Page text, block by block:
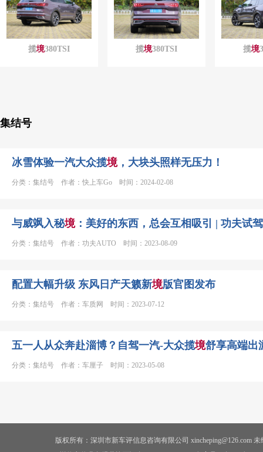
揽境380TSI 揽境380TSI 揽境
集结号
冰雪体验一汽大众揽境，大块头照样无压力！
分类：集结号 作者：快上车Go 时间：2024-02-08
与威飒入秘境：美好的东西，总会互相吸引 | 功夫试驾
分类：集结号 作者：功夫AUTO 时间：2023-08-09
配置大幅升级 东风日产天籁新境版官图发布
分类：集结号 作者：车质网 时间：2023-07-12
五一人从众奔赴淄博？自驾一汽-大众揽境舒享高端出
分类：集结号 作者：车厘子 时间：2023-05-08
版权所有：深圳市新车评信息咨询有限公司 xincheping@126.com